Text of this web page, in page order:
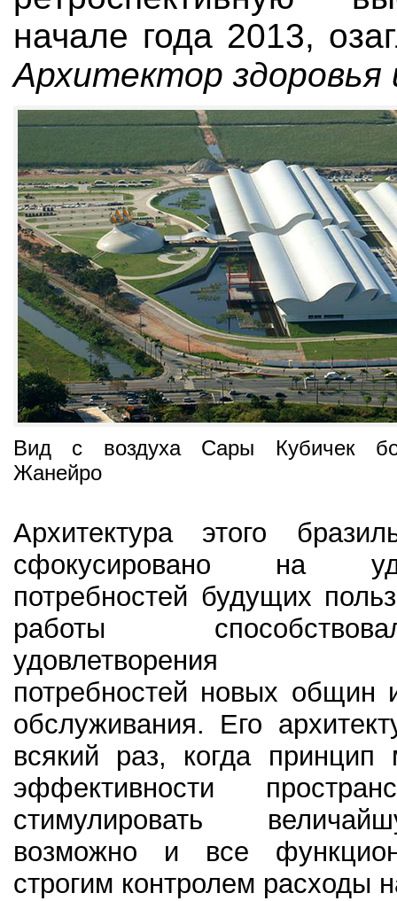
начале года 2013,
Архитектор здоровья
Вид с воздуха Сары Кубичек
Жанейро
Архитектура этого
сфокусировано на
потребностей будущих
работы
удовлетворения
потребностей новых общин
обслуживания. Его
всякий раз, когда принцип
эффективности
стимулировать
возможно и все
строгим контролем расходы